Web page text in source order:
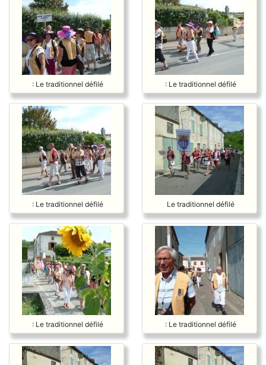
: Le traditionnel défilé : Le traditionnel défilé
: Le traditionnel défilé Le traditionnel défilé
: Le traditionnel défilé : Le traditionnel défilé